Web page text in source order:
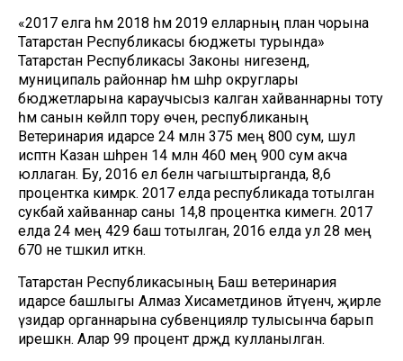
«2017 елга һәм 2018 һәм 2019 елларның план чорына
Татарстан Республикасы бюджеты турында»
Татарстан Республикасы Законы нигезендә,
муниципаль районнар һәм шәһәр округлары
бюджетларына караучысыз калган хайваннарны тоту
һәм санын көйләп тору өчен, республиканың
Ветеринария идарәсе 24 млн 375 мең 800 сум, шул
исәптән Казан шәһәренә 14 млн 460 мең 900 сум акча
юллаган. Бу, 2016 ел белән чагыштырганда, 8,6
процентка кимрәк. 2017 елда республикада тотылган
сукбай хайваннар саны 14,8 процентка кимегән. 2017
елда 24 мең 429 баш тотылган, 2016 елда ул 28 мең
670 не тәшкил иткән.
Татарстан Республикасының Баш ветеринария
идарәсе башлыгы Алмаз Хисаметдинов әйтүенчә, җирле
үзидарә органнарына субвенцияләр тулысынча барып
ирешкән. Алар 99 процент дәрәҗәдә кулланылган.